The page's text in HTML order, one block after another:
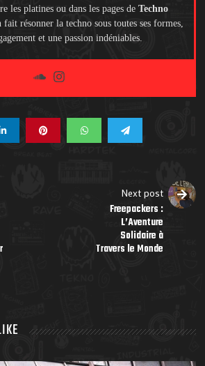
les platines ou dans les pages de Techno
résonner la techno sous toutes ses formes,
et une passion indéniables.
Next post
Freepackers :
L’Aventure
Solidaire à
Travers le Monde